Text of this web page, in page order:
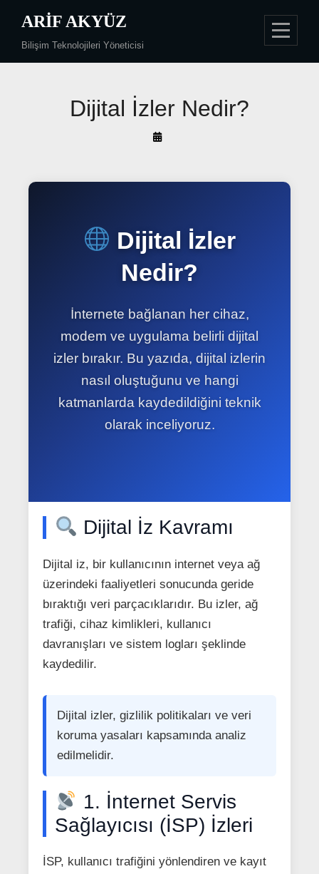
content
ARIF AKYÜZ
Bilişim Teknolojileri Yöneticisi
Dijital İzler Nedir?
By
Dijital İzler
Nedir?
İnternete bağlanan her cihaz,
modem ve uygulama belirli dijital
izler bırakır. Bu yazıda, dijital izlerin
nasıl oluştuğunu ve hangi
katmanlarda kaydedildiğini teknik
olarak inceliyoruz.
Dijital İz Kavramı
Dijital iz, bir kullanıcının internet veya ağ
üzerindeki faaliyetleri sonucunda geride
bıraktığı veri parçacıklarıdır. Bu izler, ağ
trafiği, cihaz kimlikleri, kullanıcı
davranışları ve sistem logları şeklinde
kaydedilir.
Dijital izler, gizlilik politikaları ve veri
koruma yasaları kapsamında analiz
edilmelidir.
1. İnternet Servis
Sağlayıcısı (İSP) İzleri
İSP, kullanıcı trafiğini yönlendiren ve kayıt
gezinmesi